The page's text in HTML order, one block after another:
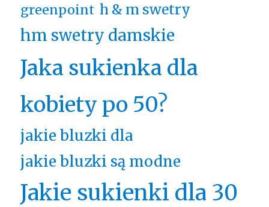
greenpoint h & m swetry
hm swetry damskie
Jaka sukienka dla
kobiety po 50?
jakie bluzki dla
jakie bluzki są modne
Jakie sukienki dla 30